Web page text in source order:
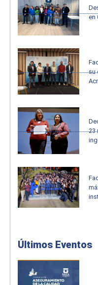
en
su
23
Últimos Eventos